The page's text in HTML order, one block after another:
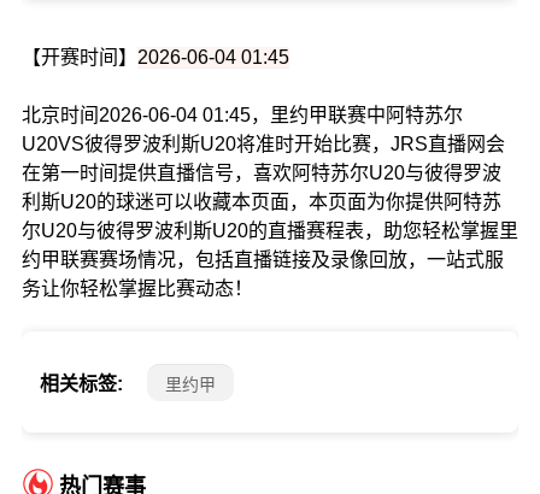
【开赛时间】 2026-06-04 01:45
北京时间2026-06-04 01:45，里约甲联赛中阿特苏尔
U20VS彼得罗波利斯U20将准时开始比赛，JRS直播网会
在第一时间提供直播信号，喜欢阿特苏尔U20与彼得罗波
利斯U20的球迷可以收藏本页面，本页面为你提供阿特苏
尔U20与彼得罗波利斯U20的直播赛程表，助您轻松掌握里
约甲联赛赛场情况，包括直播链接及录像回放，一站式服
务让你轻松掌握比赛动态！
相关标签: 里约甲
热门赛事